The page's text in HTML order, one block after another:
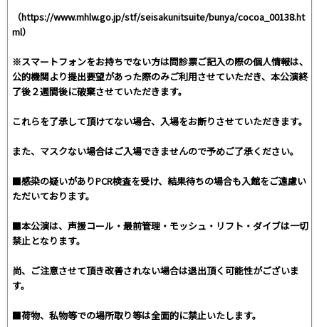
（https://www.mhlw.go.jp/stf/seisakunitsuite/bunya/cocoa_00138.ht
ml）
※スマートフォンをお持ちでない方は問診票ご記入の際の個人情報は、
公的機関より提出要望があった際のみご利用させていただき、本公演終
了後２週間後に破棄させていただきます。
これらを了承して頂けてない場合、入場をお断りさせていただきます。
また、マスクない場合はご入場できませんので予めご了承ください。
■感染の疑いがありPCR検査を受け、結果待ちの場合も入館をご遠慮い
ただいております。
■本公演は、声援コール・最前管理・モッシュ・リフト・ダイブは一切
禁止となります。
尚、ご注意させて頂き改善されない場合は退出頂く可能性がございま
す。
■荷物、私物等での場所取り等は全面的に禁止いたします。